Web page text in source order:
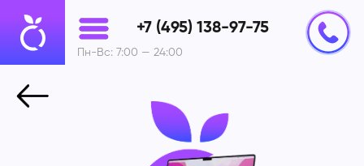
+7 (495) 138-97-75
Пн-Вс: 7:00 — 24:00